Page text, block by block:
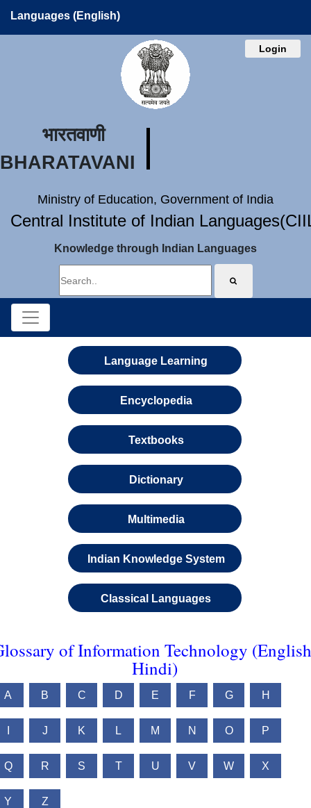
Languages (English)
Login
भारतवाणी
BHARATAVANI
Ministry of Education, Government of India
Central Institute of Indian
Knowledge through Indian Languages
Language Learning
Encyclopedia
Textbooks
Dictionary
Multimedia
Indian Knowledge System
Classical Languages
of Information Technology
Hindi)
A B C D E F G H
J K L M N O P
Q R S T U V W X
Y Z